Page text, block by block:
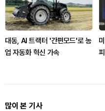
대동, AI 트랙터 '간편모드'로 농
업 자동화 혁신 가속
많이 본 기사